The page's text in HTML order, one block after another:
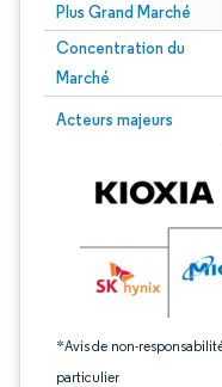
Plus Grand Marché
Concentration du
Marché
Acteurs majeurs
*Avis de non-
particulier
Image © Mordor